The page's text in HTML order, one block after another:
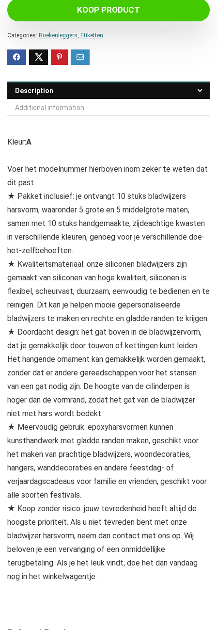
KOOP PRODUCT
Categories: Boekenleggers Etiketten
Description
Additional information
Kleur:A
Voer het modelnummer hierboven inom zeker te weten dat
dit past.
★ Pakket inclusief: je ontvangt 10 stuks bladwijzers
harsvorm, waaronder 5 grote en 5 middelgrote maten,
samen met 10 stuks handgemaakte, zijdeachtige kwasten
in verschillende kleuren, genoeg voor je verschillende doe-
het-zelfbehoeften.
★ Kwaliteitsmateriaal: onze siliconen bladwijzers zijn
gemaakt van siliconen van hoge kwaliteit, siliconen is
flexibel, scheurvast, duurzaam, eenvoudig te bedienen en te
reinigen. Dit kan je helpen mooie gepersonaliseerde
bladwijzers te maken en rechte en gladde randen te krijgen.
★ Doordacht design: het gat boven in de bladwijzervorm,
dat je gemakkelijk door touwen of kettingen kunt leiden.
Het hangende ornament kan gemakkelijk worden gemaakt,
zonder dat er andere gereedschappen voor het stansen
van een gat nodig zijn. De hoogte van de cilinderpen is
hoger dan de vormrand, zodat het gat van de bladwijzer
niet met hars wordt bedekt.
★ Meervoudig gebruik: epoxyharsvormen kunnen
kunsthandwerk met gladde randen maken, geschikt voor
het maken van prachtige bladwijzers, woondecoraties,
hangers, wanddecoraties en andere feestdag- of
verjaardagscadeaus voor familie en vrienden, geschikt voor
alle soorten festivals.
★ Koop zonder risico: jouw tevredenheid heeft altijd de
hoogste prioriteit. Als u niet tevreden bent met onze
bladwijzer harsvorm, neem dan contact met ons op. Wij
beloven je een vervanging of een onmiddellijke
terugbetaling. Als je het leuk vindt, doe het dan vandaag
nog in het winkelwagentje.